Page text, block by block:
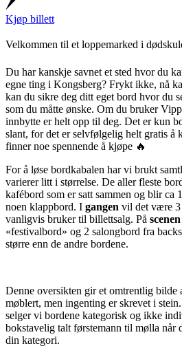
Kjøp billett
Velkommen til et loppemarked i
Du har kanskje savnet et sted hvor du
egne ting i Kongsberg? Frykt ikke, nå
kan du sikre deg ditt eget bord hvor du
som du måtte ønske. Om du bruker
innbytte er helt opp til deg. Det er kun
slant, for det er selvfølgelig helt gratis å
finner noe spennende å kjøpe 🔥
For å løse bordkabalen har vi brukt
varierer litt i størrelse. De aller fleste
kafébord som er satt sammen og blir ca
noen klappbord. I gangen vil det være 3
vanligvis bruker til billettsalg. På scenen
«festivalbord» og 2 salongbord fra
større enn de andre bordene.
Denne oversikten gir et omtrentlig
møblert, men ingenting er skrevet i
selger vi bordene kategorisk og ikke
bokstavelig talt førstemann til mølla når
din kategori.